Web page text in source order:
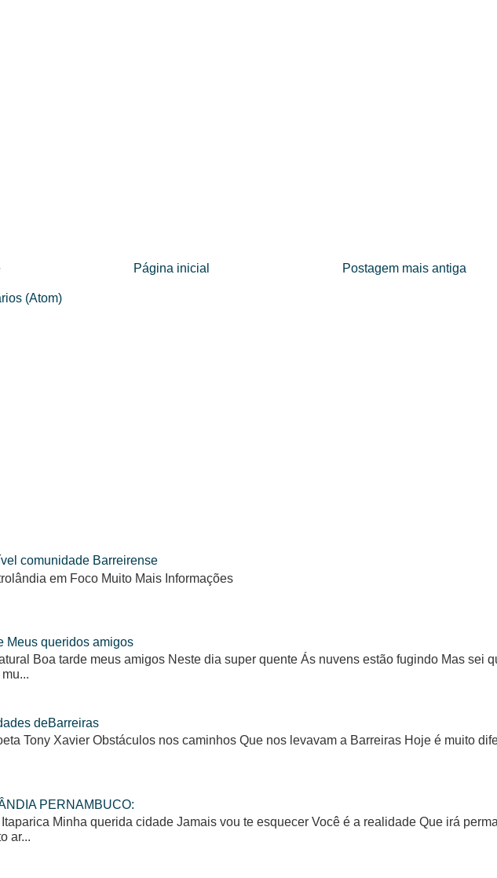
Postagem mais antiga
Página inicial
(Atom)
comunidade Barreirense
em Foco Muito Mais Informações
Meus queridos amigos
Boa tarde meus amigos Neste dia super quente Ás nuvens estão fugindo Mas sei
deBarreiras
Tony Xavier Obstáculos nos caminhos Que nos levavam a Barreiras Hoje é muito
PERNAMBUCO:
Minha querida cidade Jamais vou te esquecer Você é a realidade Que irá
ar...